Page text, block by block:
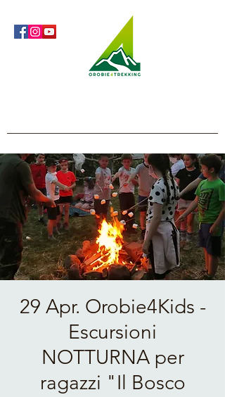
29 Apr. Orobie4Kids -
Escursioni
NOTTURNA per
ragazzi "Il Bosco